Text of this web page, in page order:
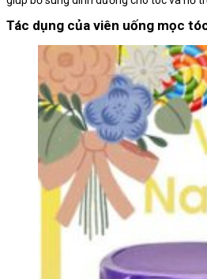
Tác dụng của viên uống mọc